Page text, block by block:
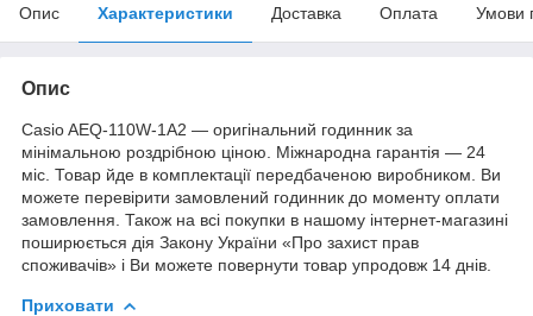
Опис Характеристики Доставка Оплата Умови
Опис
Casio AEQ-110W-1A2 — оригінальний годинник за
мінімальною роздрібною ціною. Міжнародна гарантія — 24
міс. Товар йде в комплектації передбаченою виробником. Ви
можете перевірити замовлений годинник до моменту оплати
замовлення. Також на всі покупки в нашому інтернет-магазині
поширюється дія Закону України «Про захист прав
споживачів» і Ви можете повернути товар упродовж 14 днів.
Приховати